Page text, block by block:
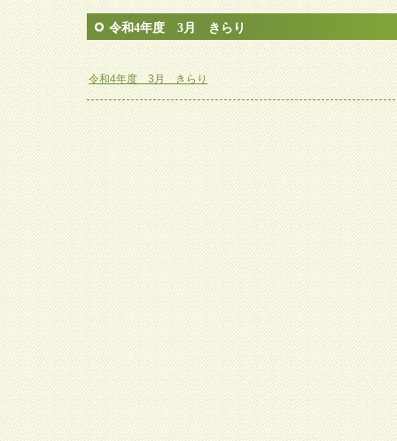
令和4年度 3月 きらり
令和4年度 3月 きらり